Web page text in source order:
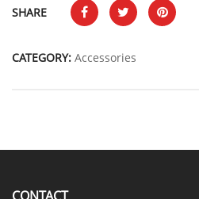
SHARE
CATEGORY: Accessories